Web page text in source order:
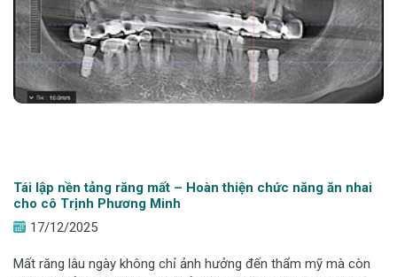
Tái lập nền tảng răng mất – Hoàn thiện chức năng ăn nhai
cho cô Trịnh Phương Minh
17/12/2025
Mất răng lâu ngày không chỉ ảnh hưởng đến thẩm mỹ mà còn